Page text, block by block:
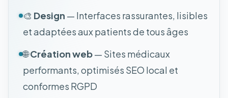
🎨 Design — Interfaces rassurantes, lisibles
et adaptées aux patients de tous âges
🌐Création web— Sites médicaux
performants, optimisés SEO local et
conformes RGPD